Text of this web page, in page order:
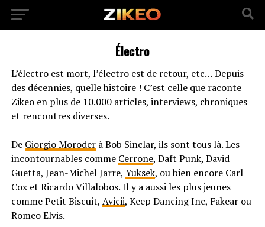
Électro
L’électro est mort, l’électro est de retour, etc… Depuis
des décennies, quelle histoire ! C’est celle que raconte
Zikeo en plus de 10.000 articles, interviews, chroniques
et rencontres diverses.
De Giorgio Moroderà Bob Sinclar, ils sont tous là. Les
incontournables comme Cerrone, Daft Punk, David
Guetta, Jean-Michel Jarre, Yuksek, ou bien encore Carl
Cox et Ricardo Villalobos. Il y a aussi les plus jeunes
comme Petit Biscuit, Avicii, Keep Dancing Inc, Fakear ou
Romeo Elvis.